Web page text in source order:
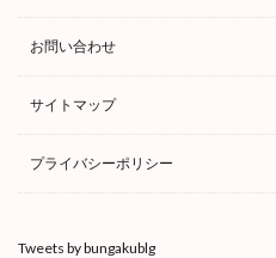
お問い合わせ
サイトマップ
プライバシーポリシー
Tweets by bungakublg